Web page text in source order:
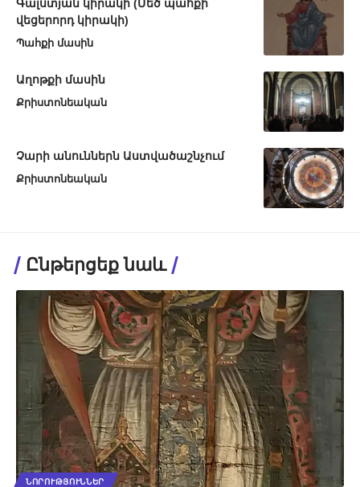
Գալստյան կիրակի (Մեծ պահքի
վեցերորդ կիրակի)
Պահքի մասին
Աղոթքի մասին
Քրիստոնեական
Չարի անուններն Աստվածաշնչում
Քրիստոնեական
Ընթերցեք նաև
ՆՈՐՈՒԹՅՈՒՆՆԵՐ